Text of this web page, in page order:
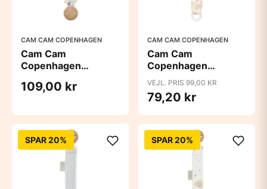
CAM CAM COPENHAGEN
Cam Cam
Copenhagen
- GOTS - Vintage
109,00 kr
CAM CAM COPENHAGEN
Cam Cam
Copenhagen
Suttesnor - GOTS -
Augusta
VEJL. PRIS 99,00 KR
79,20 kr
SPAR 20% SPAR 20%